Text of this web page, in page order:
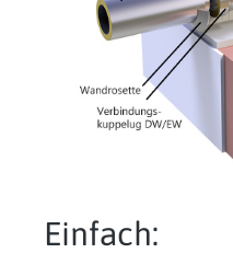
Einfach: